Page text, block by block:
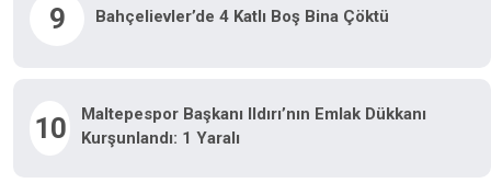
9 Bahçelievler’de 4 Katlı Boş Bina Çöktü
10
Maltepespor Başkanı Ildırı’nın Emlak Dükkanı
Kurşunlandı: 1 Yaralı